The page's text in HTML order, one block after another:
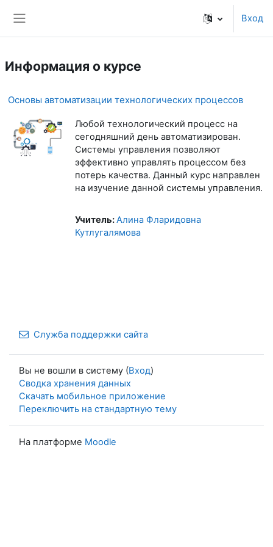
Вход
Информация о курсе
Основы автоматизации технологических процессов
Любой технологический процесс на
сегодняшний день автоматизирован.
Системы управления позволяют
эффективно управлять процессом без
потерь качества. Данный курс направлен
на изучение данной системы управления.
Учитель:Алина Фларидовна
Кутлугалямова
Служба поддержки сайта
Вы не вошли в систему (Вход)
Сводка хранения данных
Скачать мобильное приложение
Переключить на стандартную тему
На платформе Moodle